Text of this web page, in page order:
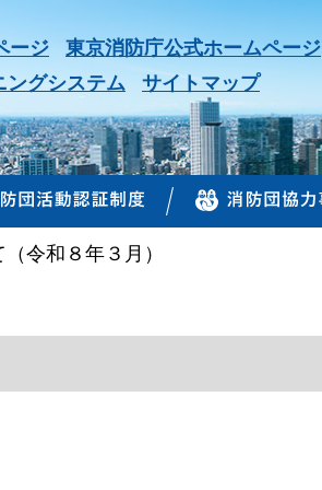
ージ
東京消防庁公式ホームページ
ングシステム
サイトマップ
令和８年３月）